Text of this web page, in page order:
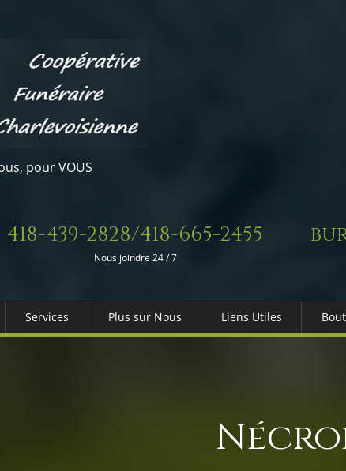
pour VOUS
418-439-2828/418-665-2455
Nous joindre 24 / 7
Services Plus sur Nous Liens Utiles
Fleuristes